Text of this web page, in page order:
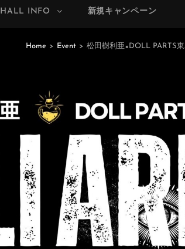
HALL INFO 新規キャンペーン
Home > Event > 松田樹利亜×DOLL PARTS